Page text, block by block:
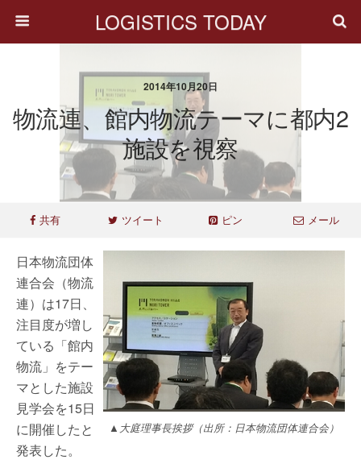
LOGISTICS TODAY
2014年10月20日
物流連、館内物流テーマに都内2
施設を視察
共有 ツイート ピン メール
▲大庭理事長挨拶（出所：日本物流団体連合会）
日本物流団体
連合会（物流
連）は17日、
注目度が増し
ている「館内
物流」をテー
マとした施設
見学会を15日
に開催したと
発表した。